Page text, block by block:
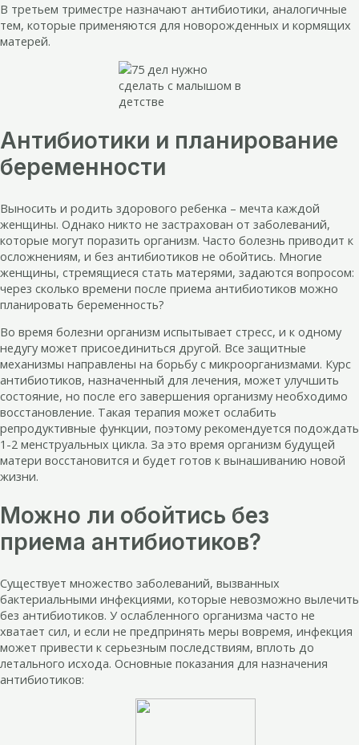
В третьем триместре назначают антибиотики, аналогичные
тем, которые применяются для новорожденных и кормящих
матерей.
Антибиотики и планирование
беременности
Выносить и родить здорового ребенка – мечта каждой
женщины. Однако никто не застрахован от заболеваний,
которые могут поразить организм. Часто болезнь приводит к
осложнениям, и без антибиотиков не обойтись. Многие
женщины, стремящиеся стать матерями, задаются вопросом:
через сколько времени после приема антибиотиков можно
планировать беременность?
Во время болезни организм испытывает стресс, и к одному
недугу может присоединиться другой. Все защитные
механизмы направлены на борьбу с микроорганизмами. Курс
антибиотиков, назначенный для лечения, может улучшить
состояние, но после его завершения организму необходимо
восстановление. Такая терапия может ослабить
репродуктивные функции, поэтому рекомендуется подождать
1-2 менструальных цикла. За это время организм будущей
матери восстановится и будет готов к вынашиванию новой
жизни.
Можно ли обойтись без
приема антибиотиков?
Существует множество заболеваний, вызванных
бактериальными инфекциями, которые невозможно вылечить
без антибиотиков. У ослабленного организма часто не
хватает сил, и если не предпринять меры вовремя, инфекция
может привести к серьезным последствиям, вплоть до
летального исхода. Основные показания для назначения
антибиотиков: